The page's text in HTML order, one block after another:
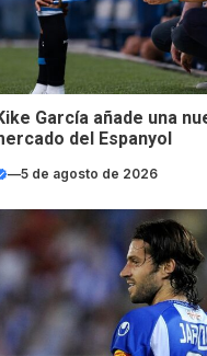
García añade una
del Espanyol
—5 de agosto de 2026